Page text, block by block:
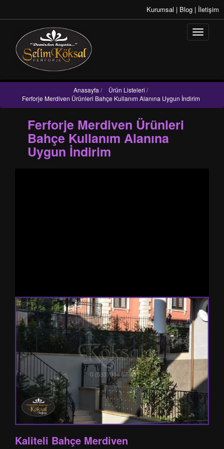
Kurumsal | Blog | İletişim
Anasayfa / Ürün Listeleri /
Ferforje Merdiven Ürünleri Bahçe Kullanım Alanına Uygun İndirim
Ferforje Merdiven Ürünleri
Bahçe Kullanım Alanına
Uygun İndirim
Kaliteli Bahçe Merdiven